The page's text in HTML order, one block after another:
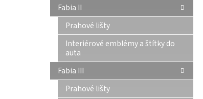
Fabia II
Prahové lišty
Interiérové emblémy a štítky do
auta
Fabia III
Prahové lišty